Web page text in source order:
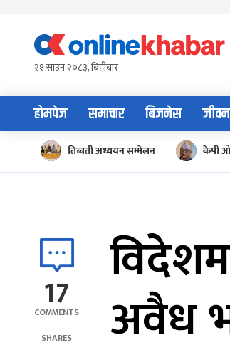
content२१ साउन २०८३, बिहीबार
होमपेज समाचार बिजनेस
तिब्बती अध्ययन सम्मेलन केपी
17
COMMENTS
SHARES
अवैध